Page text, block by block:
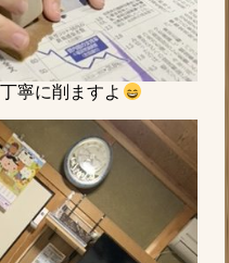
寧に削ますよ